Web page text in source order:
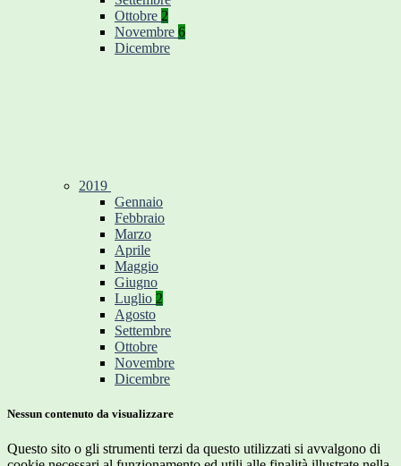
Ottobre 2
Novembre 6
Dicembre
2019
Gennaio
Febbraio
Marzo
Aprile
Maggio
Giugno
Luglio 2
Agosto
Settembre
Ottobre
Novembre
Dicembre
Nessun contenuto da visualizzare
Questo sito o gli strumenti terzi da questo utilizzati si avvalgono di